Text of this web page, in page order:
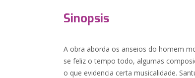
Sinopsis
A obra aborda os anseios do homem
se feliz o tempo todo, algumas
o que evidencia certa musicalidade.